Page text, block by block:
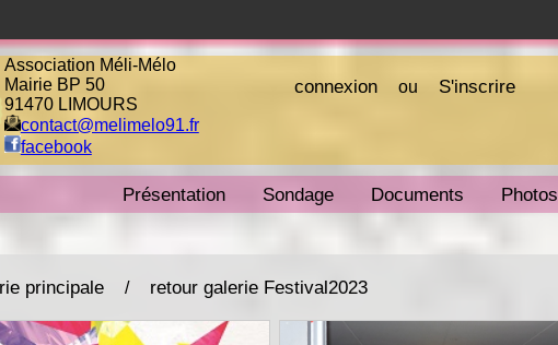
Association Méli-Mélo
Mairie BP 50
91470 LIMOURS
contact@melimelo91.fr
facebook
connexion ou S'inscrire
Présentation Sondage Documents Photos
principale / retour galerie Festival2023